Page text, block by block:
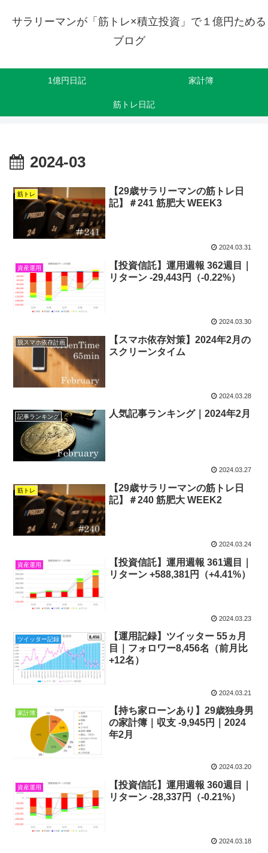
サラリーマンが「筋トレ×積立投資」で１億円ためる
ブログ
1億円日記 家計簿
筋トレ日記
2024-03
筋トレ
【29歳サラリーマンの筋トレ日
記】＃241 筋肥大 WEEK3
2024.03.31
資産運用
【投資信託】運用週報 362週目｜
リターン -29,443円（-0.22%）
2024.03.30
脱スマホ依存計画
【スマホ依存対策】2024年2月の
スクリーンタイム
2024.03.28
記事ランキング 人気記事ランキング｜2024年2月
2024.03.27
筋トレ
【29歳サラリーマンの筋トレ日
記】＃240 筋肥大 WEEK2
2024.03.24
資産運用
【投資信託】運用週報 361週目｜
リターン +588,381円（+4.41%）
2024.03.23
ツイッター記録
【運用記録】ツイッター 55ヵ月
目｜フォロワー8,456名（前月比
+12名）
2024.03.21
家計簿
【持ち家ローンあり】29歳独身男
の家計簿｜収支 -9,945円｜2024
年2月
2024.03.20
資産運用
【投資信託】運用週報 360週目｜
リターン -28,337円（-0.21%）
2024.03.18